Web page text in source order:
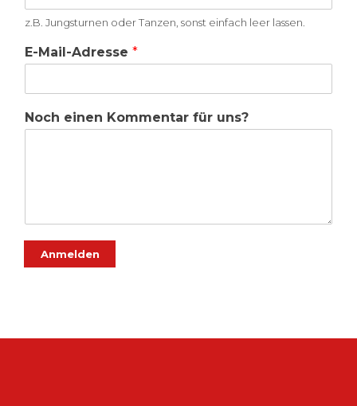
z.B. Jungsturnen oder Tanzen, sonst einfach leer lassen.
E-Mail-Adresse *
Noch einen Kommentar für uns?
Anmelden